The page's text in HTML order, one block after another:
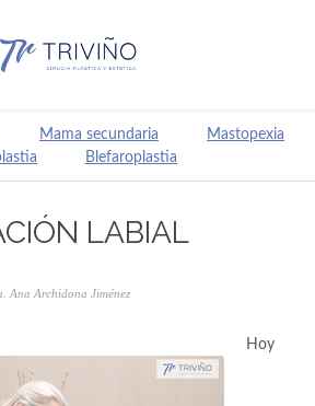
Mama secundaria
Mastopexia
Blefaroplastia
LABIAL
Ana Archidona Jiménez
Hoy